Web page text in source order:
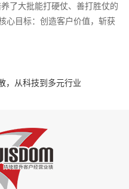
了大批能打硬仗、善打胜仗的
心目标：创造客户价值，斩获
，从科技到多元行业